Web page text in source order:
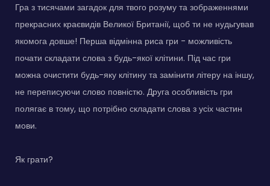
Гра з тисячами загадок для твого розуму та зображеннями
прекрасних краєвидів Великої Британії, щоб ти не нудьгував
якомога довше! Перша відмінна риса гри - можливість
почати складати слова з будь-якої клітини. Під час гри
можна очистити будь-яку клітину та замінити літеру на іншу,
не переписуючи слово повністю. Друга особливість гри
полягає в тому, що потрібно складати слова з усіх частин
мови.
Як грати?